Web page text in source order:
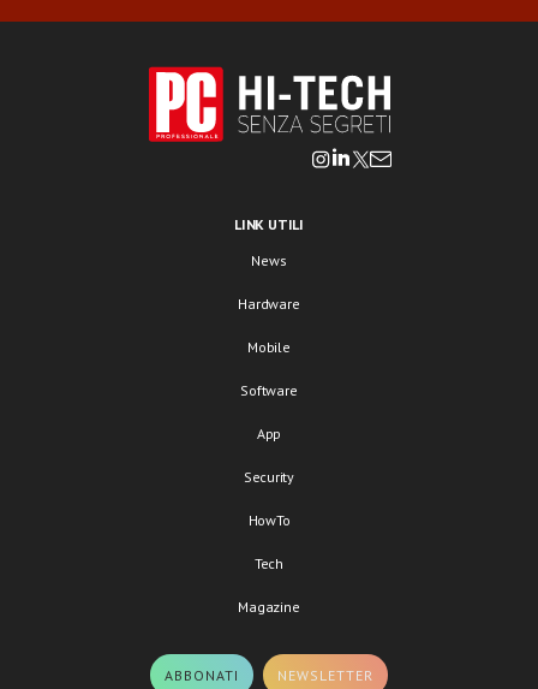
LINK UTILI
News
Hardware
Mobile
Software
App
Security
HowTo
Tech
Magazine
ABBONATI NEWSLETTER